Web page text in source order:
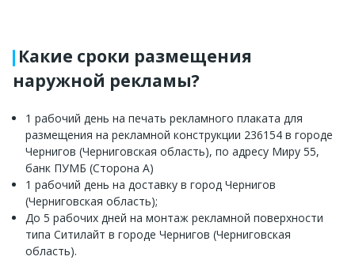
Какие сроки размещения
наружной рекламы?
1 рабочий день на печать рекламного плаката для
размещения на рекламной конструкции 236154 в городе
Чернигов (Черниговская область), по адресу Миру 55,
банк ПУМБ (Сторона А)
1 рабочий день на доставку в город Чернигов
(Черниговская область);
До 5 рабочих дней на монтаж рекламной поверхности
типа Ситилайт в городе Чернигов (Черниговская
область).